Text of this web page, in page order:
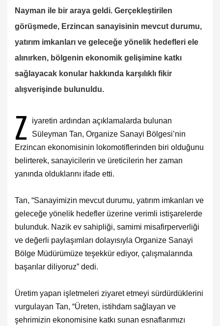
Nayman ile bir araya geldi. Gerçekleştirilen
görüşmede, Erzincan sanayisinin mevcut durumu,
yatırım imkanları ve geleceğe yönelik hedefleri ele
alınırken, bölgenin ekonomik gelişimine katkı
sağlayacak konular hakkında karşılıklı fikir
alışverişinde bulunuldu.
Z
iyaretin ardından açıklamalarda bulunan
Süleyman Tan, Organize Sanayi Bölgesi’nin
Erzincan ekonomisinin lokomotiflerinden biri olduğunu
belirterek, sanayicilerin ve üreticilerin her zaman
yanında olduklarını ifade etti.
Tan, “Sanayimizin mevcut durumu, yatırım imkanları ve
geleceğe yönelik hedefler üzerine verimli istişarelerde
bulunduk. Nazik ev sahipliği, samimi misafirperverliği
ve değerli paylaşımları dolayısıyla Organize Sanayi
Bölge Müdürümüze teşekkür ediyor, çalışmalarında
başarılar diliyoruz” dedi.
Üretim yapan işletmeleri ziyaret etmeyi sürdürdüklerini
vurgulayan Tan, “Üreten, istihdam sağlayan ve
şehrimizin ekonomisine katkı sunan esnaflarımızı